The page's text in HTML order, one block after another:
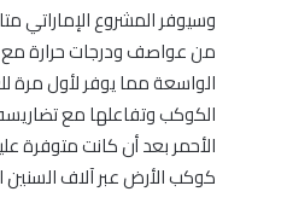
وسيوفر المشروع الإماراتي
من عواصف ودرجات حرارة مع
الواسعة مما يوفر لأول مرة
الكوكب وتفاعلها مع
الأحمر بعد أن كانت متوفرة
كوكب الأرض عبر آلاف السنين